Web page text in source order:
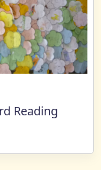
Reading